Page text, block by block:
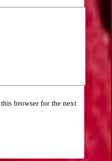
browser for the next